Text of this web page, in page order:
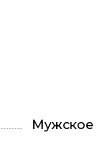
Мужское